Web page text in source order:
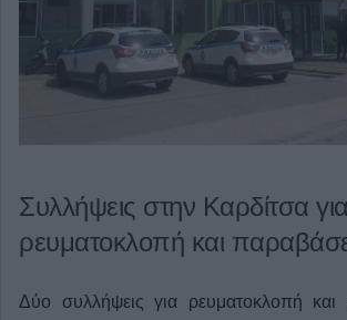
Συλλήψεις στην Καρδίτσα για
ρευματοκλοπή και
Δύο συλλήψεις για ρευματοκλοπή και